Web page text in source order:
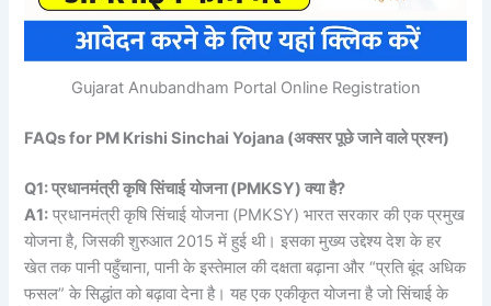
Gujarat Anubandham Portal Online Registration
FAQs for PM Krishi Sinchai Yojana (अक्सर पूछे जाने वाले प्रश्न)
Q1:प्रधानमंत्री कृषि सिंचाई योजना(PMKSY)क्या है?
A1: प्रधानमंत्री कृषि सिंचाई योजना (PMKSY) भारत सरकार की एक प्रमुख
योजना है, जिसकी शुरुआत 2015 में हुई थी। इसका मुख्य उद्देश्य देश के हर
खेत तक पानी पहुँचाना, पानी के इस्तेमाल की दक्षता बढ़ाना और “प्रति बूंद अधिक
फसल” के सिद्धांत को बढ़ावा देना है। यह एक एकीकृत योजना है जो सिंचाई के